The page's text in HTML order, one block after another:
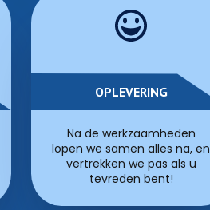
OPLEVERING
Na de werkzaamheden
lopen we samen alles na, en
vertrekken we pas als u
tevreden bent!